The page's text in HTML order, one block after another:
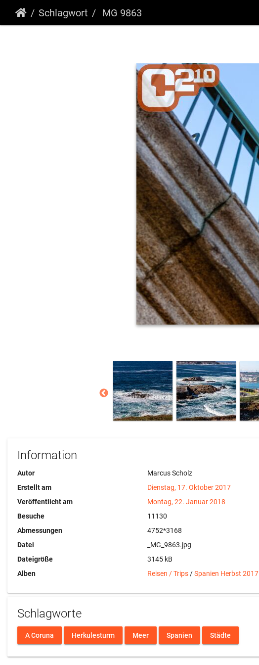
Schlagwort MG 9863
Information
Autor
Marcus Scholz
Erstellt am
Dienstag, 17. Oktober 2017
Veröffentlicht am
Montag, 22. Januar 2018
Besuche
11130
Abmessungen
4752*3168
Datei
_MG_9863.jpg
Dateigröße
3145 kB
Alben
Reisen / Trips /Spanien Herbst 2017
Schlagworte
A Coruna Herkulesturm Meer Spanien Städte